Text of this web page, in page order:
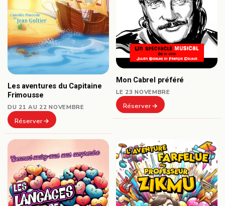
Les aventures du Capitaine
Frimousse
DU 21 AU 22 NOVEMBRE
Réserver
Mon Cabrel préféré
LE 23 NOVEMBRE
Réserver